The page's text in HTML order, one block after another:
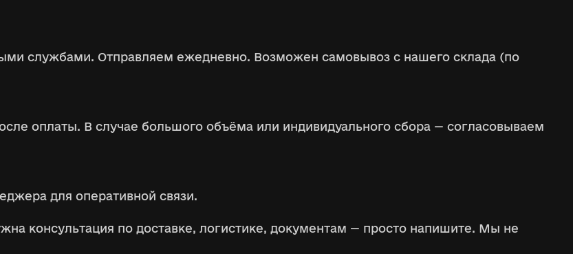
службами. Отправляем ежедневно. Возможен самовывоз с нашего склада (по
оплаты. В случае большого объёма или индивидуального сбора — согласовываем
для оперативной связи.
консультация по доставке, логистике, документам — просто напишите. Мы не